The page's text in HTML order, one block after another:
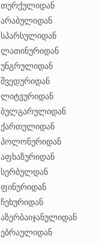
თურქულიდან
არაბულიდან
სპარსულიდან
ლათინურიდან
უნგრულიდან
შვედურიდან
ლიტვურიდან
ბულგარულიდან
ქართულიდან
პოლონურიდან
აფხაზურიდან
სერბულდან
ფინურიდან
ჩეხურიდან
აზერბაიჯანულიდან
ებრაულიდან